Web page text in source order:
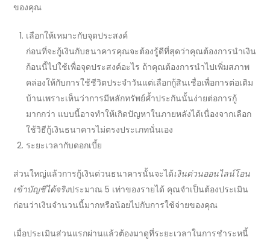
ของคุณ
เลือกให้เหมาะกับจุดประสงค์
ก่อนที่จะกู้เงินกับธนาคารคุณจะต้องรู้ดีที่สุดว่าคุณต้องการนำเงิน
ก้อนนี้ไปใช้เพื่อจุดประสงค์อะไร ถ้าคุณต้องการนำไปเพิ่มสภาพ
คล่องให้กับการใช้ชีวิตประจำวันแต่เลือกกู้สินเชื่อเพื่อการต่อเติม
บ้านเพราะเห็นว่าการมีหลักทรัพย์ค้ำประกันนั้นง่ายต่อการกู้
มากกว่า แบบนี้อาจทำให้เกิดปัญหาในภายหลังได้เนื่องจากเลือก
ใช้วิธีกู้เงินธนาคารไม่ตรงประเภทนั่นเอง
ระยะเวลากับดอกเบี้ย
ส่วนใหญ่แล้วการกู้เงินด่วนธนาคารนั้นจะได้เงินด่วนออนไลน์โอน
เข้าบัญชีได้จริงประมาณ 5 เท่าของรายได้ คุณจำเป็นต้องประเมิน
ก่อนว่าเงินจำนวนนี้มากหรือน้อยไปกับการใช้จ่ายของคุณ
เมื่อประเมินส่วนแรกผ่านแล้วต้องมาดูที่ระยะเวลาในการชำระหนี้